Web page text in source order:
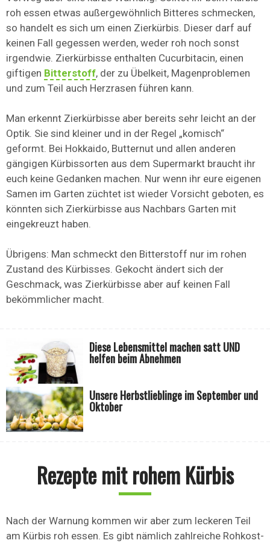
roh essen etwas außergewöhnlich Bitteres schmecken,
so handelt es sich um einen Zierkürbis. Dieser darf auf
keinen Fall gegessen werden, weder roh noch sonst
irgendwie. Zierkürbisse enthalten Cucurbitacin, einen
giftigen Bitterstoff, der zu Übelkeit, Magenproblemen
und zum Teil auch Herzrasen führen kann.
Man erkennt Zierkürbisse aber bereits sehr leicht an der
Optik. Sie sind kleiner und in der Regel „komisch“
geformt. Bei Hokkaido, Butternut und allen anderen
gängigen Kürbissorten aus dem Supermarkt braucht ihr
euch keine Gedanken machen. Nur wenn ihr eure eigenen
Samen im Garten züchtet ist wieder Vorsicht geboten, es
könnten sich Zierkürbisse aus Nachbars Garten mit
eingekreuzt haben.
Übrigens: Man schmeckt den Bitterstoff nur im rohen
Zustand des Kürbisses. Gekocht ändert sich der
Geschmack, was Zierkürbisse aber auf keinen Fall
bekömmlicher macht.
Diese Lebensmittel machen satt UND
helfen beim Abnehmen
Unsere Herbstlieblinge im September und
Oktober
Rezepte mit rohem Kürbis
Nach der Warnung kommen wir aber zum leckeren Teil
am Kürbis roh essen. Es gibt nämlich zahlreiche Rohkost-